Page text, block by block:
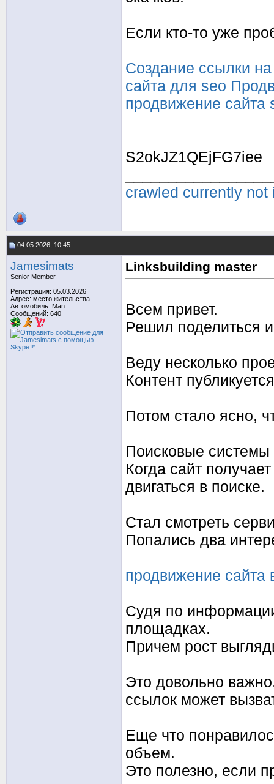
Если кто-то уже
Создание ссылки
сайта для seo
продвижение сайта
S2okJZ1QEjFG7iee
crawled currently not
04.05.2026, 10:45
Jamesimats
Senior Member
Регистрация: 05.03.2026
Адрес: место жительства
Автомобиль: Man
Сообщений: 640
Linksbuilding master
Всем привет.
Решил поделиться
Веду несколько
Контент
Потом стало ясно,
Поисковые системы
Когда сайт
двигаться в поиске.
Стал смотреть
Попались два
продвижение сайта
Судя по
площадках.
Причем рост
Это довольно
ссылок может
Еще что
объем.
Это полезно, если